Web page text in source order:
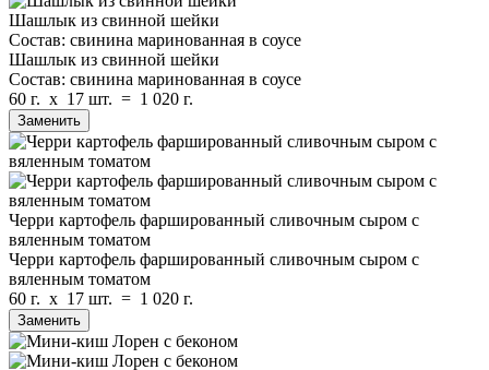
Шашлык из свинной шейки
Состав: свинина маринованная в соусе
Шашлык из свинной шейки
Состав: свинина маринованная в соусе
60 г. x 17 шт. = 1 020 г.
Заменить
Черри картофель фаршированный сливочным сыром с
вяленным томатом
Черри картофель фаршированный сливочным сыром с
вяленным томатом
60 г. x 17 шт. = 1 020 г.
Заменить